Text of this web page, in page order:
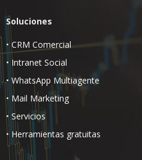
Soluciones
•CRM Comercial
• Intranet Social
• WhatsApp Multiagente
• Mail Marketing
• Servicios
• Herramientas gratuitas